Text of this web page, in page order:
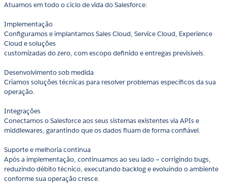
Atuamos em todo o ciclo de vida do Salesforce:
Implementação
Configuramos e implantamos Sales Cloud, Service Cloud, Experience
Cloud e soluções
customizadas do zero, com escopo definido e entregas previsíveis.
Desenvolvimento sob medida
Criamos soluções técnicas para resolver problemas específicos da sua
operação.
Integrações
Conectamos o Salesforce aos seus sistemas existentes via APIs e
middlewares, garantindo que os dados fluam de forma confiável.
Suporte e melhoria contínua
Após a implementação, continuamos ao seu lado — corrigindo bugs,
reduzindo débito técnico, executando backlog e evoluindo o ambiente
conforme sua operação cresce.